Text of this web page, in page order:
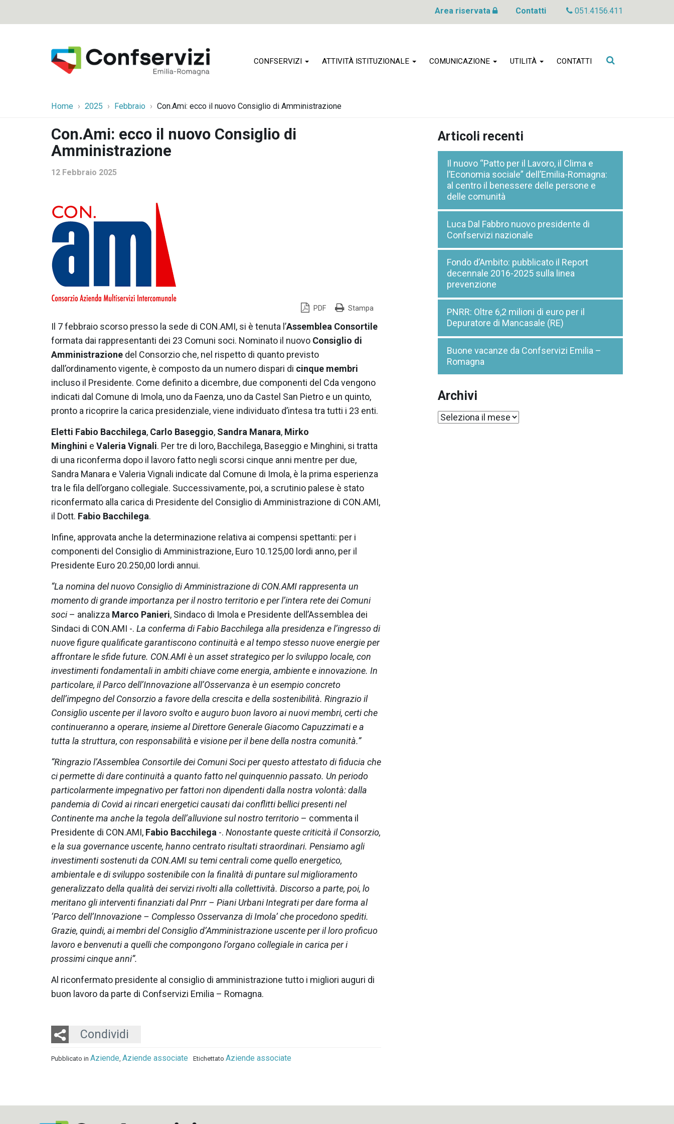
Area riservata Contatti 051.4156.411
CONFSERVIZI ATTIVITÀ ISTITUZIONALE COMUNICAZIONE UTILITÀ CONTATTI
Cerca
Home 2025 Febbraio Con.Ami: ecco il nuovo Consiglio di Amministrazione
Con.Ami: ecco il nuovo Consiglio di
Amministrazione
12 Febbraio 2025
PDF Stampa
Il 7 febbraio scorso presso la sede di CON.AMI, si è tenuta l’Assemblea Consortile
formata dai rappresentanti dei 23 Comuni soci. Nominato il nuovo Consiglio di
Amministrazione del Consorzio che, nel rispetto di quanto previsto
dall’ordinamento vigente, è composto da un numero dispari di cinque membri
incluso il Presidente. Come definito a dicembre, due componenti del Cda vengono
indicati dal Comune di Imola, uno da Faenza, uno da Castel San Pietro e un quinto,
pronto a ricoprire la carica presidenziale, viene individuato d’intesa tra tutti i 23 enti.
Eletti Fabio Bacchilega, Carlo Baseggio, Sandra Manara, Mirko
Minghini e Valeria Vignali. Per tre di loro, Bacchilega, Baseggio e Minghini, si tratta
di una riconferma dopo il lavoro fatto negli scorsi cinque anni mentre per due,
Sandra Manara e Valeria Vignali indicate dal Comune di Imola, è la prima esperienza
tra le fila dell’organo collegiale. Successivamente, poi, a scrutinio palese è stato
riconfermato alla carica di Presidente del Consiglio di Amministrazione di CON.AMI,
il Dott. Fabio Bacchilega.
Infine, approvata anche la determinazione relativa ai compensi spettanti: per i
componenti del Consiglio di Amministrazione, Euro 10.125,00 lordi anno, per il
Presidente Euro 20.250,00 lordi annui.
“La nomina del nuovo Consiglio di Amministrazione di CON.AMI rappresenta un
momento di grande importanza per il nostro territorio e per l’intera rete dei Comuni
soci– analizza Marco Panieri, Sindaco di Imola e Presidente dell’Assemblea dei
Sindaci di CON.AMI -. La conferma di Fabio Bacchilega alla presidenza e l’ingresso di
nuove figure qualificate garantiscono continuità e al tempo stesso nuove energie per
affrontare le sfide future. CON.AMI è un asset strategico per lo sviluppo locale, con
investimenti fondamentali in ambiti chiave come energia, ambiente e innovazione. In
particolare, il Parco dell’Innovazione all’Osservanza è un esempio concreto
dell’impegno del Consorzio a favore della crescita e della sostenibilità. Ringrazio il
Consiglio uscente per il lavoro svolto e auguro buon lavoro ai nuovi membri, certi che
continueranno a operare, insieme al Direttore Generale Giacomo Capuzzimati e a
tutta la struttura, con responsabilità e visione per il bene della nostra comunità.”
“Ringrazio l’Assemblea Consortile dei Comuni Soci per questo attestato di fiducia che
ci permette di dare continuità a quanto fatto nel quinquennio passato. Un periodo
particolarmente impegnativo per fattori non dipendenti dalla nostra volontà: dalla
pandemia di Covid ai rincari energetici causati dai conflitti bellici presenti nel
Continente ma anche la tegola dell’alluvione sul nostro territorio – commenta il
Presidente di CON.AMI, Fabio Bacchilega -. Nonostante queste criticità il Consorzio,
e la sua governance uscente, hanno centrato risultati straordinari. Pensiamo agli
investimenti sostenuti da CON.AMI su temi centrali come quello energetico,
ambientale e di sviluppo sostenibile con la finalità di puntare sul miglioramento
generalizzato della qualità dei servizi rivolti alla collettività. Discorso a parte, poi, lo
meritano gli interventi finanziati dal Pnrr – Piani Urbani Integrati per dare forma al
‘Parco dell’Innovazione – Complesso Osservanza di Imola’ che procedono spediti.
Grazie, quindi, ai membri del Consiglio d’Amministrazione uscente per il loro proficuo
lavoro e benvenuti a quelli che compongono l’organo collegiale in carica per i
prossimi cinque anni”.
Al riconfermato presidente al consiglio di amministrazione tutto i migliori auguri di
buon lavoro da parte di Confservizi Emilia – Romagna.
Condividi
Twitter
LinkedIn
Email
Pubblicato in Aziende, Aziende associate Etichettato Aziende associate
Articoli recenti
Il nuovo “Patto per il Lavoro, il Clima e
l’Economia sociale” dell’Emilia-Romagna:
al centro il benessere delle persone e
delle comunità
Luca Dal Fabbro nuovo presidente di
Confservizi nazionale
Fondo d’Ambito: pubblicato il Report
decennale 2016-2025 sulla linea
prevenzione
PNRR: Oltre 6,2 milioni di euro per il
Depuratore di Mancasale (RE)
Buone vacanze da Confservizi Emilia –
Romagna
Archivi
Archivi